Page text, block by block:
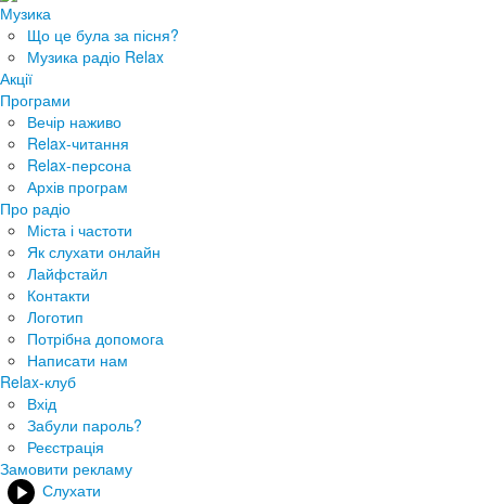
Музика
Що це була за пісня?
Музика радіо Relax
Акції
Програми
Вечір наживо
Relax-читання
Relax-персона
Архів програм
Про радіо
Міста і частоти
Як слухати онлайн
Лайфстайл
Контакти
Логотип
Потрібна допомога
Написати нам
Relax-клуб
Вхід
Забули пароль?
Реєстрація
Замовити рекламу
Слухати